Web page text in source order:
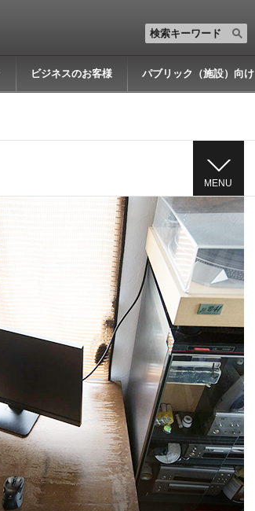
ビジネスのお客様 パブリック（施設）向け
MENU